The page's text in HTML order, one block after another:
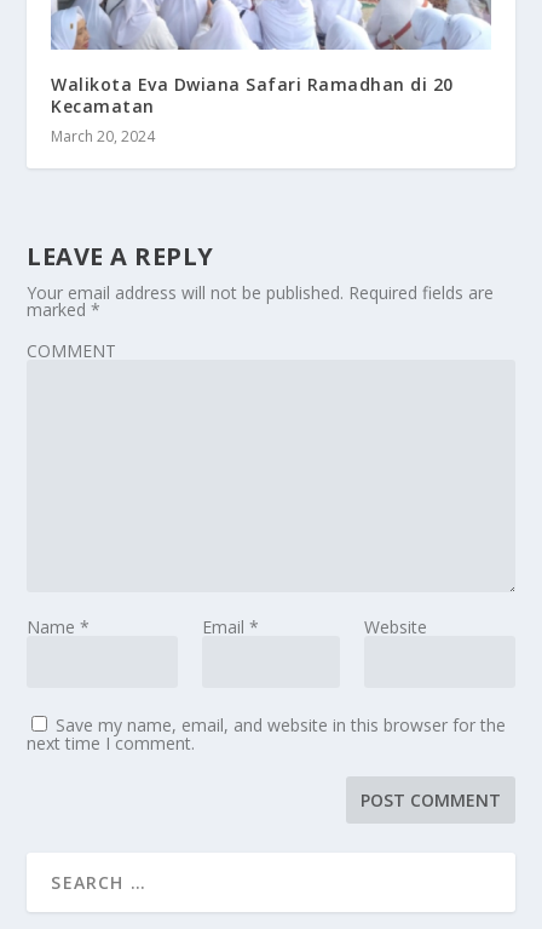
Walikota Eva Dwiana Safari Ramadhan di 20
Kecamatan
March 20, 2024
LEAVE A REPLY
Your email address will not be published. Required fields are
marked*
COMMENT
Name* Email * Website
Save my name, email, and website in this browser for the
next time I comment.